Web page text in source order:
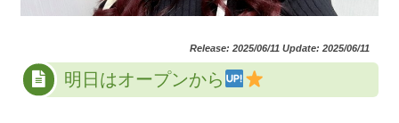
Release: 2025/06/11 Update: 2025/06/11
明日はオープンから